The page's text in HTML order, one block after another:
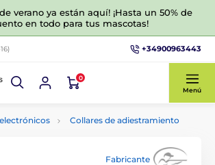
verano ya están aquí! ¡Hasta un 50% de
en todo para tus mascotas!
+34900963443
0
Menú
Collares de adiestramiento
Fabricante